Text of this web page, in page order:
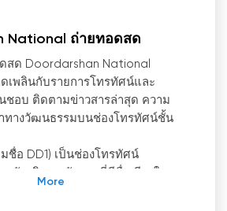
National ถ่ายทอดสด
สด Doordarshan National
เพลินกับรายการโทรทัศน์และ
อบ ติดตามข่าวสารล่าสุด ความ
ทางวัฒนธรรมบนช่องโทรทัศน์ชั้น
ชื่อ DD1) เป็นช่องโทรทัศน์